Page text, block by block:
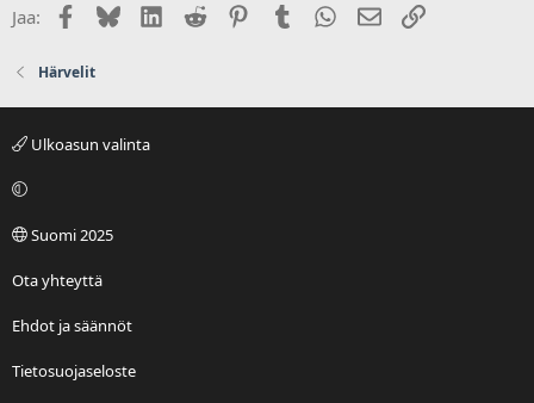
Jaa: Facebook
BlueskyLinkedIn
Reddit PinterestTumblr WhatsApp
Sähköposti
Linkki
Härvelit
Ulkoasun valinta
Suomi 2025
Ota yhteyttä
Ehdot ja säännöt
Tietosuojaseloste